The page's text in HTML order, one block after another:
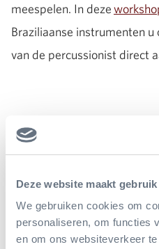
Deze website maakt
We gebruiken cookies om
personaliseren, om functies
en om ons websiteverkeer
meespelen. In deze
Braziliaanse instrumenten
van de percussionist direct
Interactief samenspel
opwarmer, zo ziet u al heel
gewerkt; interactie en
spelenderwijs, toe naar